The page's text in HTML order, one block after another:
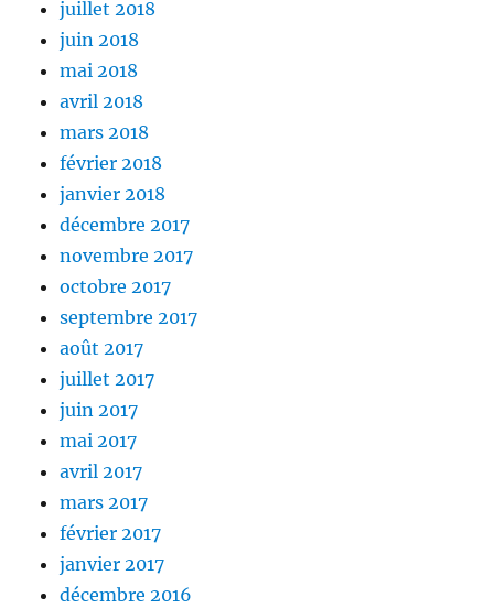
juillet 2018
juin 2018
mai 2018
avril 2018
mars 2018
février 2018
janvier 2018
décembre 2017
novembre 2017
octobre 2017
septembre 2017
août 2017
juillet 2017
juin 2017
mai 2017
avril 2017
mars 2017
février 2017
janvier 2017
décembre 2016